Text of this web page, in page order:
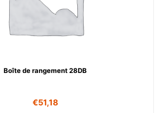
Boîte de rangement 28DB
€51,18